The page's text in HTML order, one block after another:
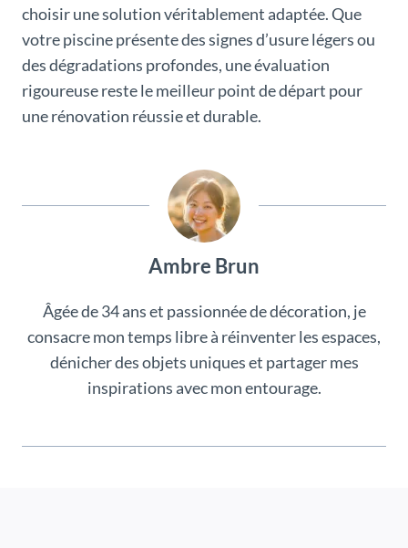
choisir une solution véritablement adaptée. Que
votre piscine présente des signes d’usure légers ou
des dégradations profondes, une évaluation
rigoureuse reste le meilleur point de départ pour
une rénovation réussie et durable.
Ambre Brun
Âgée de 34 ans et passionnée de décoration, je
consacre mon temps libre à réinventer les espaces,
dénicher des objets uniques et partager mes
inspirations avec mon entourage.